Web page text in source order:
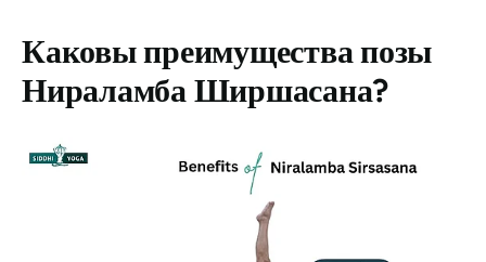
Каковы преимущества позы
Нираламба Ширшасана?